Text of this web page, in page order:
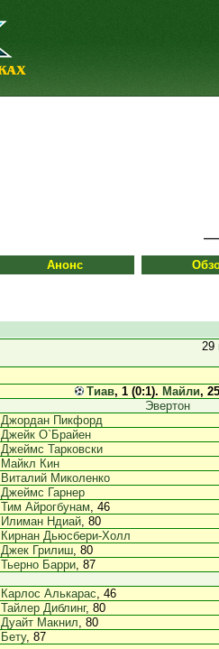
Анонс
29
Тиав, 1 (0:1). Майли,
Эвертон
Джордан Пикфорд
Джейк О`Брайен
Джеймс Тарковски
Майкл Кин
Виталий Миколенко
Джеймс Гарнер
Тим Айрогбунам, 46
Илиман Ндиай, 80
Кирнан Дьюсбери-Холл
Джек Грилиш, 80
Тьерно Барри, 87
Карлос Алькарас, 46
Тайлер Диблинг, 80
Дуайт Макнил, 80
Бету, 87